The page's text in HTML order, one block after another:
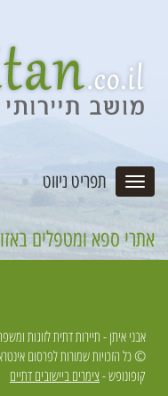
תפריט ניווט
אתרי ספא ומטפלים
אבני איתן - תיירות דתית לזוגות
© כל הזכויות שמורות לפרסום
קופונופש -צימרים ביישובים דתיים